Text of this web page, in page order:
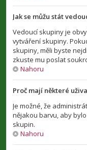
Jak se můžu stát
Vedoucí skupiny je
vytváření skupiny.
skupiny, měli byste
zkuste mu poslat
Nahoru
Proč mají některé
Je možné, že
nějakou barvu, aby
skupin.
Nahoru